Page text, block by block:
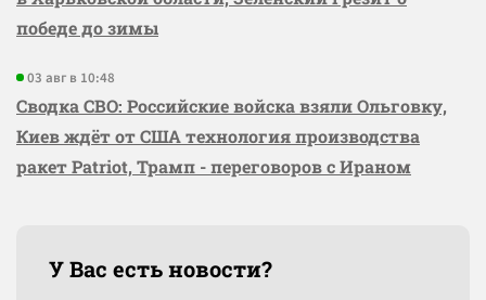
победе до зимы
03 авг в 10:48
Сводка СВО: Российские войска взяли Ольговку,
Киев ждёт от США технология производства
ракет Patriot, Трамп - переговоров с Ираном
У Вас есть новости?